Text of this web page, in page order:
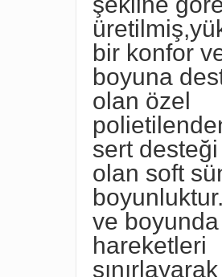
bir konfor
boyuna
olan özel
sert desteği
olan soft
ve boyunda
hareketleri
sınırlayarak